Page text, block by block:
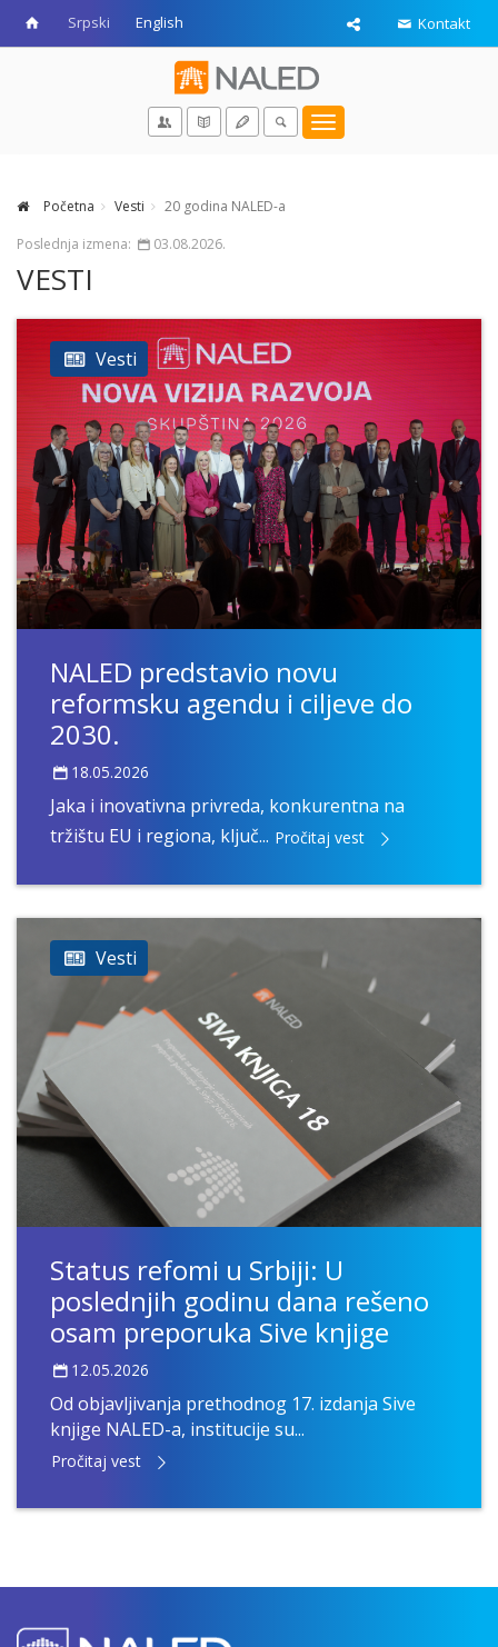
Srpski English Kontakt
Toggle
Početna Vesti
20 godina NALED-a
Poslednja izmena:
03.08.2026.
VESTI
Vesti
NALED predstavio novu
reformsku agendu i ciljeve do
2030.
18.05.2026
Jaka i inovativna privreda, konkurentna na
tržištu EU i regiona, ključ... Pročitaj vest
Vesti
Status refomi u Srbiji: U
poslednjih godinu dana rešeno
osam preporuka Sive knjige
12.05.2026
Od objavljivanja prethodnog 17. izdanja Sive
knjige NALED-a, institucije su...
Pročitaj vest